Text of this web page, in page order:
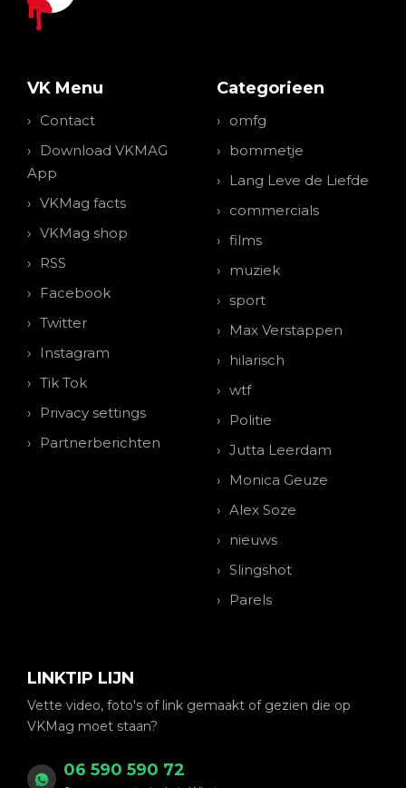
VK Menu
Contact
Download VKMAG
App
VKMag facts
VKMag shop
RSS
Facebook
Twitter
Instagram
Tik Tok
Privacy settings
Partnerberichten
Categorieen
omfg
bommetje
Lang Leve de Liefde
commercials
films
muziek
sport
Max Verstappen
hilarisch
wtf
Politie
Jutta Leerdam
Monica Geuze
Alex Soze
nieuws
Slingshot
Parels
LINKTIP LIJN
Vette video, foto's of link gemaakt of gezien die op
VKMag moet staan?
06 590 590 72